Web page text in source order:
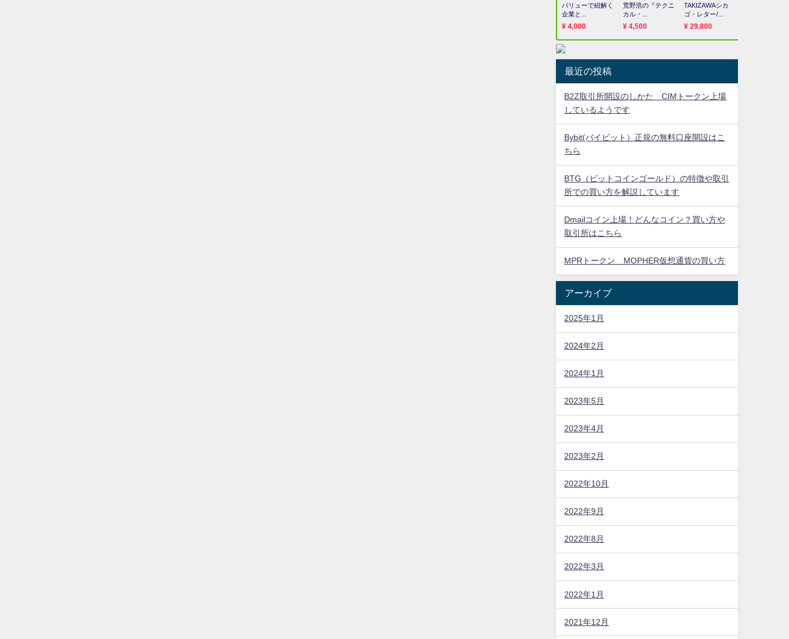
最近の投稿
B2Z取引所開設のしかた CIMトークン上場
しているようです
Bybit(バイビット）正規の無料口座開設はこ
ちら
BTG（ビットコインゴールド）の特徴や取引
所での買い方を解説しています
Dmailコイン上場！どんなコイン？買い方や
取引所はこちら
MPRトークン MOPHER仮想通貨の買い方
アーカイブ
2025年1月
2024年2月
2024年1月
2023年5月
2023年4月
2023年2月
2022年10月
2022年9月
2022年8月
2022年3月
2022年1月
2021年12月